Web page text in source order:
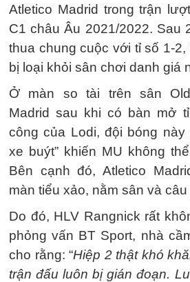
Atletico Madrid trong trận
C1 châu Âu 2021/2022. Sau
thua chung cuộc với tỉ số 1-
bị loại khỏi sân chơi danh giá
Ở màn so tài trên sân Old
Madrid sau khi có bàn mở
công của Lodi, đội bóng này
xe buýt” khiến MU không
Bên cạnh đó, Atletico
màn tiểu xảo, nằm sân và câu
Do đó, HLV Rangnick rất
phỏng vấn BT Sport, nhà
cho rằng: “Hiệp 2 thật khó
trận đấu luôn bị gián đoạn.